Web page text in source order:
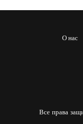
О нас
Все права